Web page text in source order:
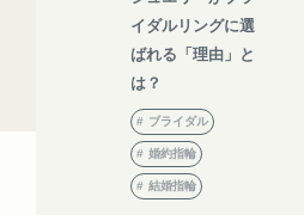
イダルリングに選
ばれる「理由」と
は？
ブライダル
婚約指輪
結婚指輪